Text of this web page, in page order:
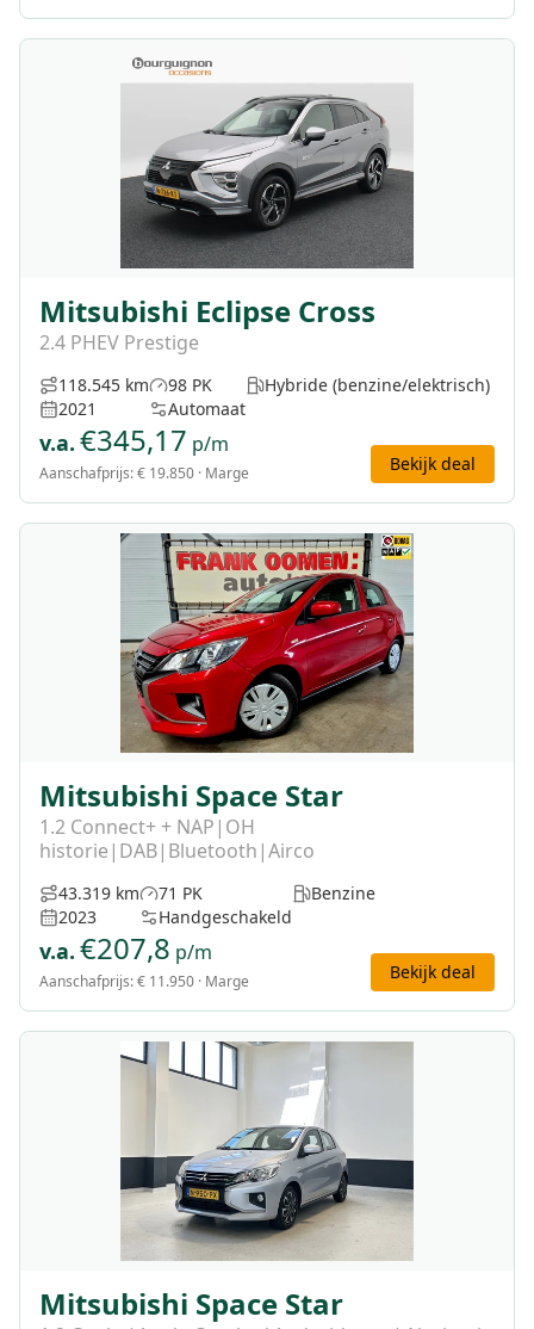
Mitsubishi Eclipse Cross
2.4 PHEV Prestige
118.545 km
2021
98 PK
Automaat
Hybride (benzine/elektrisch)
v.a. €345,17 p/m
Aanschafprijs:€ 19.850 · Marge Bekijk deal
Mitsubishi Space Star
1.2 Connect+ + NAP|OH
historie|DAB|Bluetooth|Airco
43.319 km
2023
71 PK
Handgeschakeld
Benzine
v.a. €207,8 p/m
Aanschafprijs:€ 11.950 · Marge Bekijk deal
Mitsubishi Space Star